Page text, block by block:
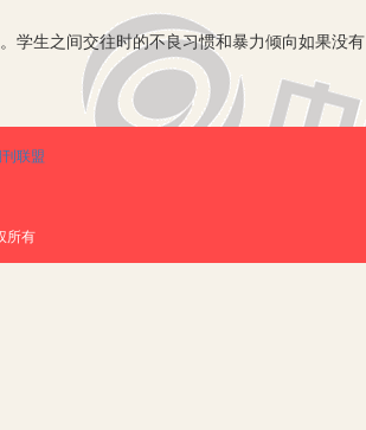
生之间交往时的不良习惯和暴力倾向如果没有
影响学生的正常学习和学校的正常教学工作
的不是教师在教育过程中的长篇大论，而是教
孩子身边的言传身教。德育分为狭义和广义，狭
的德育，指教育者在教育过程中引导受教育者向
联盟
所有